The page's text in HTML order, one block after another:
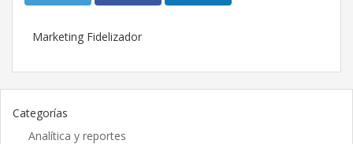
Marketing Fidelizador
Categorías
Analítica y reportes